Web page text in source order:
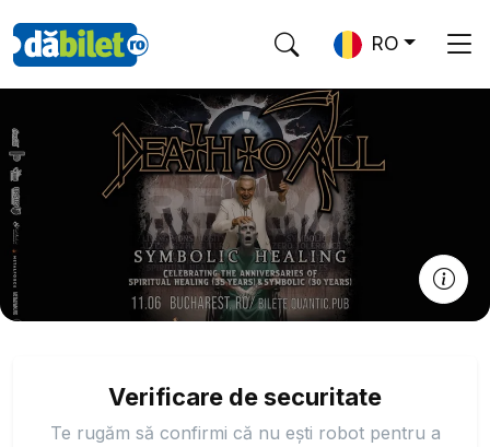
RO
Verificare de securitate
Te rugăm să confirmi că nu ești robot pentru a